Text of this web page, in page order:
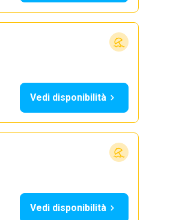
Vedi disponibilità
Vedi disponibilità